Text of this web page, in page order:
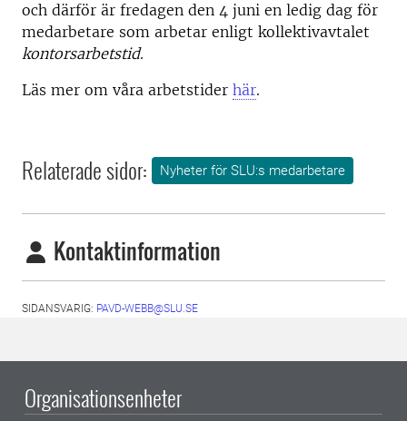
och därför är fredagen den 4 juni en ledig dag för
medarbetare som arbetar enligt kollektivavtalet
kontorsarbetstid.
Läs mer om våra arbetstider här.
Relaterade sidor: Nyheter för SLU:s medarbetare
Kontaktinformation
SIDANSVARIG: PAVD-WEBB@SLU.SE
Organisationsenheter